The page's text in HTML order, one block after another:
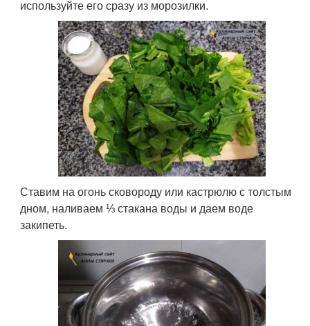
используйте его сразу из морозилки.
Ставим на огонь сковороду или кастрюлю с толстым
дном, наливаем ⅓ стакана воды и даем воде
закипеть.